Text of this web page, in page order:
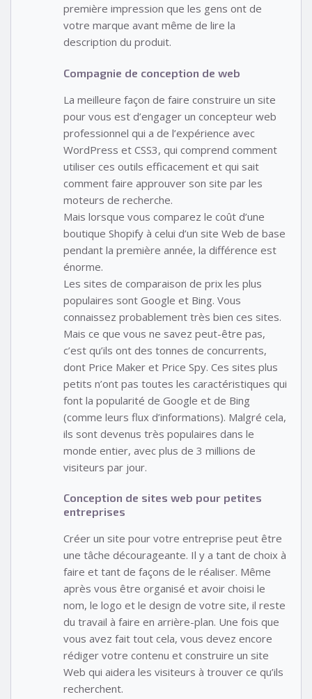
première impression que les gens ont de
votre marque avant même de lire la
description du produit.
Compagnie de conception de web
La meilleure façon de faire construire un site
pour vous est d’engager un concepteur web
professionnel qui a de l’expérience avec
WordPress et CSS3, qui comprend comment
utiliser ces outils efficacement et qui sait
comment faire approuver son site par les
moteurs de recherche.
Mais lorsque vous comparez le coût d’une
boutique Shopify à celui d’un site Web de base
pendant la première année, la différence est
énorme.
Les sites de comparaison de prix les plus
populaires sont Google et Bing. Vous
connaissez probablement très bien ces sites.
Mais ce que vous ne savez peut-être pas,
c’est qu’ils ont des tonnes de concurrents,
dont Price Maker et Price Spy. Ces sites plus
petits n’ont pas toutes les caractéristiques qui
font la popularité de Google et de Bing
(comme leurs flux d’informations). Malgré cela,
ils sont devenus très populaires dans le
monde entier, avec plus de 3 millions de
visiteurs par jour.
Conception de sites web pour petites
entreprises
Créer un site pour votre entreprise peut être
une tâche décourageante. Il y a tant de choix à
faire et tant de façons de le réaliser. Même
après vous être organisé et avoir choisi le
nom, le logo et le design de votre site, il reste
du travail à faire en arrière-plan. Une fois que
vous avez fait tout cela, vous devez encore
rédiger votre contenu et construire un site
Web qui aidera les visiteurs à trouver ce qu’ils
recherchent.